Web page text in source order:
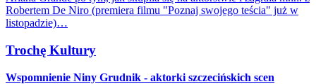
Robertem De Niro (premiera filmu "Poznaj swojego teścia" już w
listopadzie)…
Trochę Kultury
Wspomnienie Niny Grudnik - aktorki szczecińskich scen